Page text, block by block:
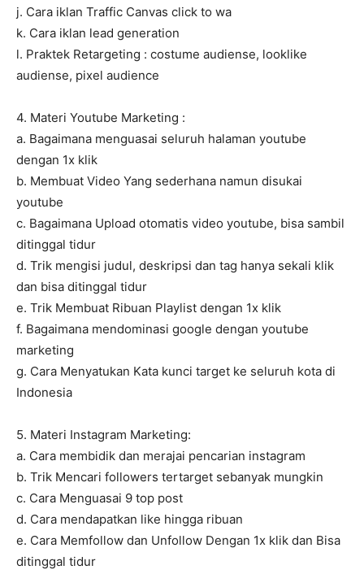
j. Cara iklan Traffic Canvas click to wa
k. Cara iklan lead generation
l. Praktek Retargeting : costume audiense, looklike
audiense, pixel audience
4. Materi Youtube Marketing :
a. Bagaimana menguasai seluruh halaman youtube
dengan 1x klik
b. Membuat Video Yang sederhana namun disukai
youtube
c. Bagaimana Upload otomatis video youtube, bisa sambil
ditinggal tidur
d. Trik mengisi judul, deskripsi dan tag hanya sekali klik
dan bisa ditinggal tidur
e. Trik Membuat Ribuan Playlist dengan 1x klik
f. Bagaimana mendominasi google dengan youtube
marketing
g. Cara Menyatukan Kata kunci target ke seluruh kota di
Indonesia
5. Materi Instagram Marketing:
a. Cara membidik dan merajai pencarian instagram
b. Trik Mencari followers tertarget sebanyak mungkin
c. Cara Menguasai 9 top post
d. Cara mendapatkan like hingga ribuan
e. Cara Memfollow dan Unfollow Dengan 1x klik dan Bisa
ditinggal tidur